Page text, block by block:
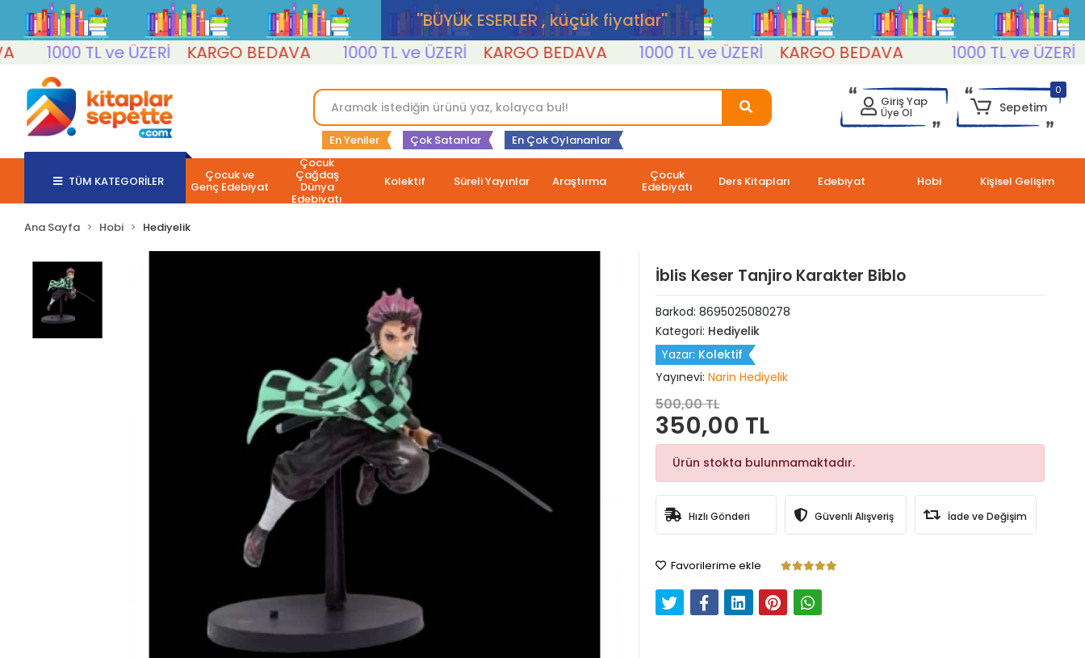
''BÜYÜK ESERLER , küçük fiyatlar''
1000 TL ve ÜZERİ
KARGO BEDAVA 1000 TL ve ÜZERİ KARGO BEDAVA 1000 TL ve ÜZERİ KARGO BEDAVA 1000 TL ve ÜZERİ
En Yeniler Çok Satanlar En Çok Oylananlar
Giriş Yap
Üye Ol
0
Sepetim
TÜM KATEGORİLER Çocuk ve
Genç Edebiyat
Çocuk
Çağdaş
Dünya
Edebiyatı
Kolektif Süreli Yayınlar Araştırma Çocuk
Edebiyatı Ders Kitapları Edebiyat Hobi Kişisel Gelişim
Ana Sayfa Hobi Hediyelik
İblis Keser Tanjiro Karakter Biblo
Barkod: 8695025080278
Kategori: Hediyelik
Yazar: Kolektif
Yayınevi: Narin Hediyelik
500,00 TL
350,00 TL
Ürün stokta bulunmamaktadır.
Hızlı Gönderi Güvenli Alışveriş İade ve Değişim
Favorilerime ekle